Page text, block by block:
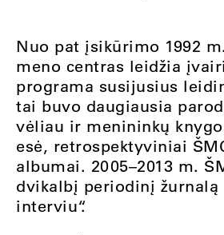
Nuo pat įsikūrimo 1992
meno centras leidžia
programa susijusius
tai buvo daugiausia
vėliau ir menininkų
esė, retrospektyviniai
albumai. 2005–2013 m.
dvikalbį periodinį žurnalą
interviu“.